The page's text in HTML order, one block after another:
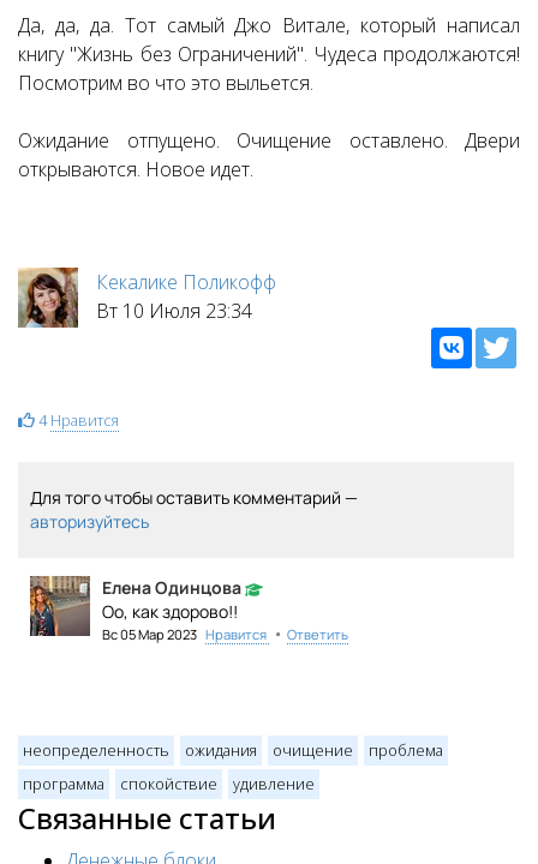
Да, да, да. Тот самый Джо Витале, который написал
книгу "Жизнь без Ограничений". Чудеса продолжаются!
Посмотрим во что это выльется.
Ожидание отпущено. Очищение оставлено. Двери
открываются. Новое идет.
Кекалике Поликофф
Вт 10 Июля 23:34
4 Нравится
Для того чтобы оставить комментарий —
авторизуйтесь
Елена Одинцова
Оо, как здорово!!
Вс 05 Мар 2023 Нравится • Ответить
неопределенность ожидания очищение
проблема
программа
спокойствие удивление
Связанные статьи